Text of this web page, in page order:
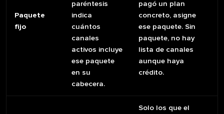
Paquete
fijo
paréntesis
indica
cuántos
canales
activos incluye
ese paquete
en su
cabecera.
pagó un plan
concreto, asigne
ese paquete. Sin
paquete, no hay
lista de canales
aunque haya
crédito.
Solo los que el